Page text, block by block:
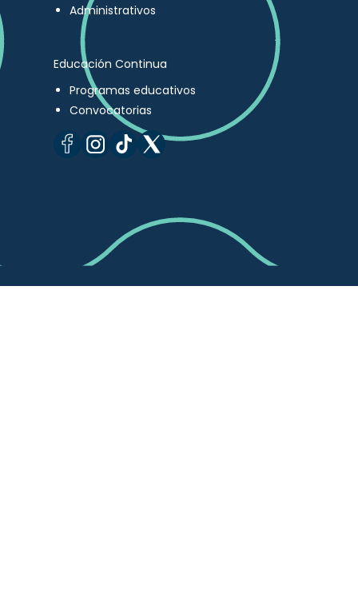
Administrativos
Educación Continua
Programas educativos
Convocatorias